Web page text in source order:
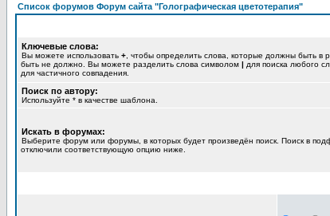
Список форумов Форум сайта "Голографическая цветотерапия"
Ключевые слова:
Вы можете использовать + , чтобы определить слова, которые должны быть в
быть не должно. Вы можете разделить слова символом | для поиска любого
для частичного совпадения.
Поиск по автору:
Используйте * в качестве шаблона.
Искать в форумах:
Выберите форум или форумы, в которых будет произведён поиск. Поиск в
отключили соответствующую опцию ниже.